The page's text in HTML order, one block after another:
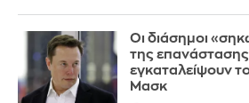
Οι διάσημοι
της επανάστασης
εγκαταλείψουν
Μασκ